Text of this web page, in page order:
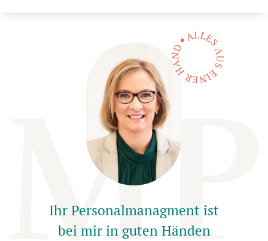
Ihr Personalmanagment ist
bei mir in guten Händen